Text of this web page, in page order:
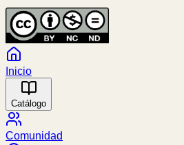
Inicio
Catálogo
Comunidad